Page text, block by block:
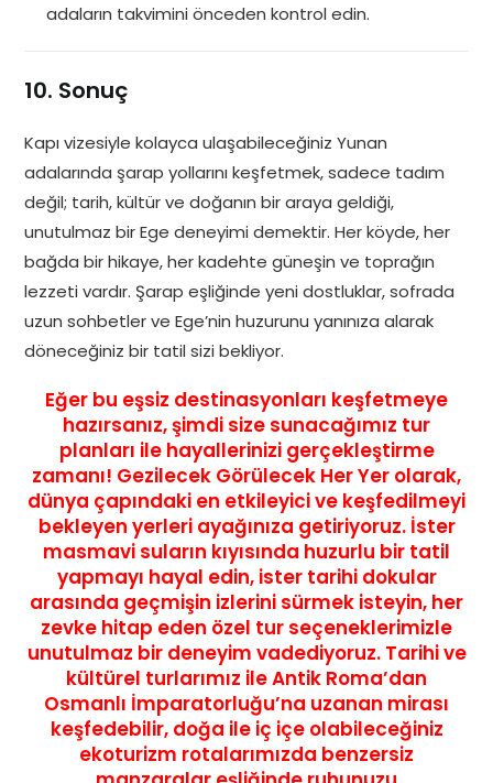
adaların takvimini önceden kontrol edin.
10. Sonuç
Kapı vizesiyle kolayca ulaşabileceğiniz Yunan
adalarında şarap yollarını keşfetmek, sadece tadım
değil; tarih, kültür ve doğanın bir araya geldiği,
unutulmaz bir Ege deneyimi demektir. Her köyde, her
bağda bir hikaye, her kadehte güneşin ve toprağın
lezzeti vardır. Şarap eşliğinde yeni dostluklar, sofrada
uzun sohbetler ve Ege’nin huzurunu yanınıza alarak
döneceğiniz bir tatil sizi bekliyor.
Eğer bu eşsiz destinasyonları keşfetmeye
hazırsanız, şimdi size sunacağımız tur
planları ile hayallerinizi gerçekleştirme
zamanı! Gezilecek Görülecek Her Yer olarak,
dünya çapındaki en etkileyici ve keşfedilmeyi
bekleyen yerleri ayağınıza getiriyoruz. İster
masmavi suların kıyısında huzurlu bir tatil
yapmayı hayal edin, ister tarihi dokular
arasında geçmişin izlerini sürmek isteyin, her
zevke hitap eden özel tur seçeneklerimizle
unutulmaz bir deneyim vadediyoruz. Tarihi ve
kültürel turlarımız ile Antik Roma’dan
Osmanlı İmparatorluğu’na uzanan mirası
keşfedebilir, doğa ile iç içe olabileceğiniz
ekoturizm rotalarımızda benzersiz